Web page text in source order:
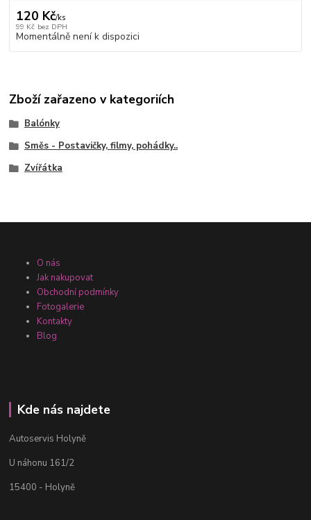
120 Kč/ks
99 Kč bez DPH
Momentálně není k dispozici
Zboží zařazeno v kategoriích
Balónky
Směs - Postavičky, filmy, pohádky..
Zvířátka
O nás
Jak nakupovat
Obchodní podmínky
Fotogalerie
Kontakty
Blog
Kde nás najdete
Autoservis Holyně
U náhonu 161/2
15400 - Holyně